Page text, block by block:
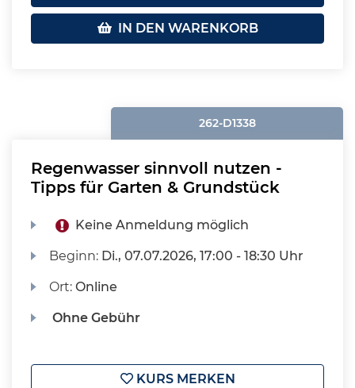
IN DEN WARENKORB
262-D1338
Regenwasser sinnvoll nutzen -
Tipps für Garten & Grundstück
Keine Anmeldung möglich
Beginn: Di., 07.07.2026, 17:00 - 18:30 Uhr
Ort:Online
Ohne Gebühr
KURS MERKEN